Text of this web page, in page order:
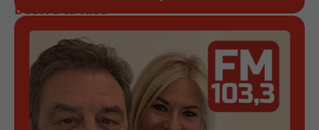
Décore ta face